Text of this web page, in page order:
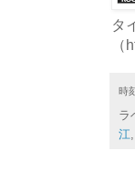
タ
時
ラ
江